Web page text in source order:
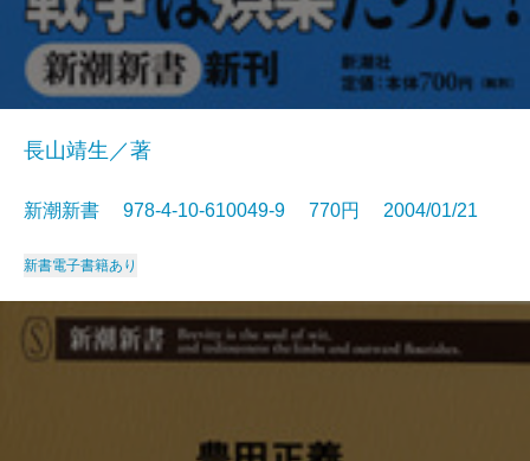
長山靖生／著
新潮新書 978-4-10-610049-9 770円 2004/01/21
新書電子書籍あり